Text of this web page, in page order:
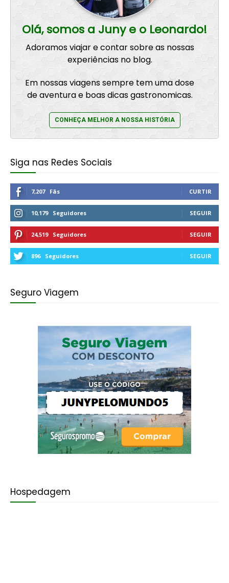
Olá, somos a Juny e o Leonardo!
Adoramos viajar e contar sobre as nossas
experiências no blog.
Em nossas viagens sempre tem uma dose
de aventura e boas dicas gastronomicas.
CONHEÇA MELHOR A NOSSA HISTÓRIA
Siga nas Redes Sociais
7,207 Fãs CURTIR
10,179 Seguidores SEGUIR
24,519 Seguidores SEGUIR
896 Seguidores SEGUIR
Seguro Viagem
Hospedagem